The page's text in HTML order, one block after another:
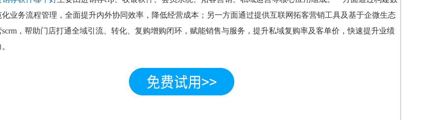
业务流程管理，全面提升内外协同效率，降低经营成本；另一方面通过提供互联网拓客营销工具及基于企微生态
，帮助门店打通全域引流、转化、复购增购闭环，赋能销售与服务，提升私域复购率及客单价，快速提升业绩